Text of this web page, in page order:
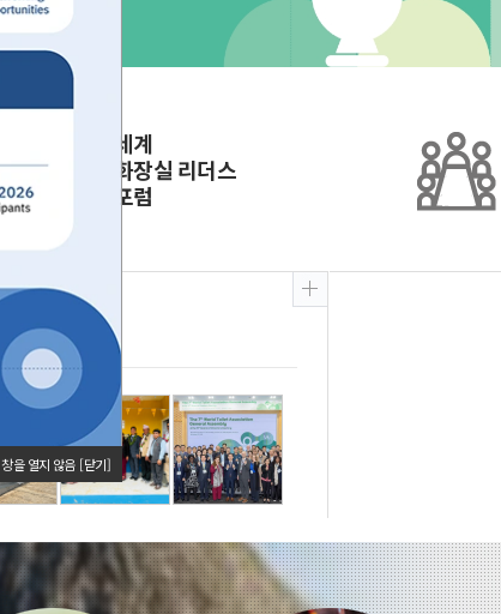
세계
화장실 리더스
포럼
을 열지 않음 [닫기]